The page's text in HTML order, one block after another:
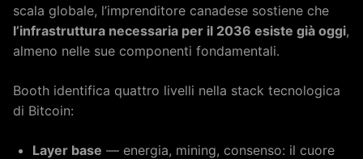
scala globale, l’imprenditore canadese sostiene che
l’infrastruttura necessaria per il 2036 esiste già oggi,
almeno nelle sue componenti fondamentali.
Booth identifica quattro livelli nella stack tecnologica
di Bitcoin:
Layer base — energia, mining, consenso: il cuore